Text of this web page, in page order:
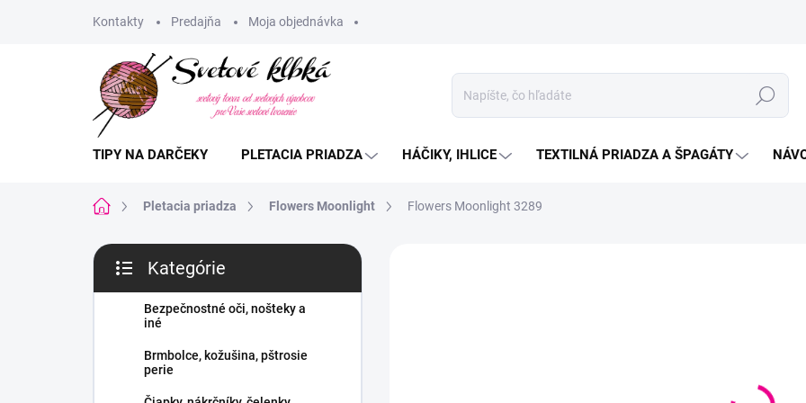
Kontakty Predajňa Moja objednávka
Hľadať
TIPY NA DARČEKY PLETACIA PRIADZA HÁČIKY, IHLICE TEXTILNÁ PRIADZA A ŠPAGÁTY
DomovPletacia priadza Flowers Moonlight Flowers Moonlight 3289
B
č
kategórie
Kategórie
Bezpečnostné oči, nošteky a
iné
Brmbolce, kožušina, pštrosie
perie